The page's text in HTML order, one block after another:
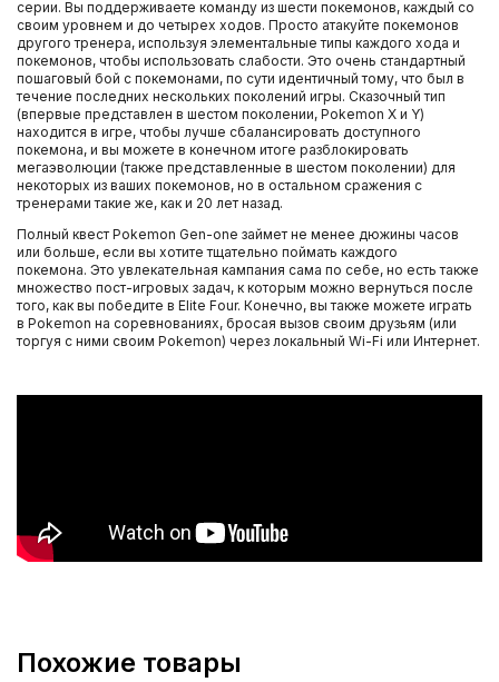
серии. Вы поддерживаете команду из шести покемонов, каждый со
своим уровнем и до четырех ходов. Просто атакуйте покемонов
другого тренера, используя элементальные типы каждого хода и
покемонов, чтобы использовать слабости. Это очень стандартный
пошаговый бой с покемонами, по сути идентичный тому, что был в
течение последних нескольких поколений игры. Сказочный тип
(впервые представлен в шестом поколении, Pokemon X и Y)
находится в игре, чтобы лучше сбалансировать доступного
покемона, и вы можете в конечном итоге разблокировать
мегаэволюции (также представленные в шестом поколении) для
некоторых из ваших покемонов, но в остальном сражения с
тренерами такие же, как и 20 лет назад.
Полный квест Pokemon Gen-one займет не менее дюжины часов
или больше, если вы хотите тщательно поймать каждого
покемона. Это увлекательная кампания сама по себе, но есть также
множество пост-игровых задач, к которым можно вернуться после
того, как вы победите в Elite Four. Конечно, вы также можете играть
в Pokemon на соревнованиях, бросая вызов своим друзьям (или
торгуя с ними своим Pokemon) через локальный Wi-Fi или Интернет.
Похожие товары